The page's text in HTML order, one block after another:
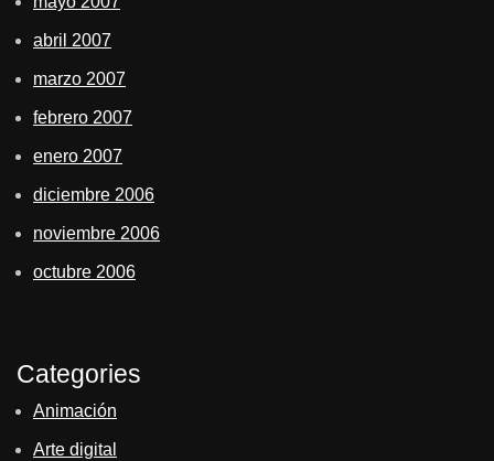
abril 2007
marzo 2007
febrero 2007
enero 2007
diciembre 2006
noviembre 2006
octubre 2006
Categories
Animación
Arte digital